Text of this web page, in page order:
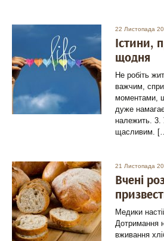
22 Листопада
Істини,
щодня
Не робіть
важчим,
моментами,
дуже
належить. 3.
щасливим.
21 Листопада
Вчені
Медики
Дотримання
вживання